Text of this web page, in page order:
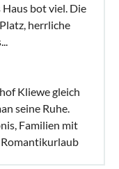
Haus bot viel. Die
herrliche
Kliewe gleich
seine Ruhe.
Familien mit